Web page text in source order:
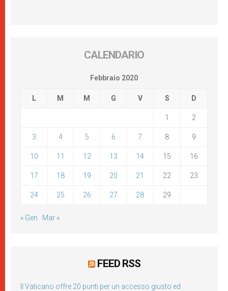
CALENDARIO
Febbraio 2020
L M M G V S D
1 2
3 4 5 6 7 8 9
10 11 12 13 14 15 16
17 18 19 20 21 22 23
24 25 26 27 28 29
« Gen Mar »
FEED RSS
Il Vaticano offre 20 punti per un accesso giusto ed